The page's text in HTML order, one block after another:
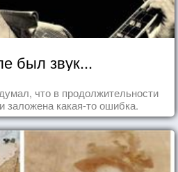
был звук...
что в продолжительности
заложена какая-то ошибка.